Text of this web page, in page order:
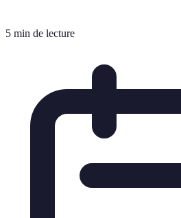
5 min de lecture